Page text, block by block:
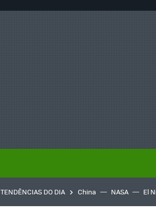
TENDÊNCIAS DO DIA China NASA El